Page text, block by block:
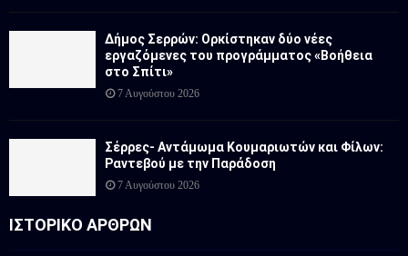
Δήμος Σερρών: Ορκίστηκαν δύο νέες
εργαζόμενες του προγράμματος «Βοήθεια
στο Σπίτι»
7 Αυγούστου 2026
Σέρρες- Αντάμωμα Κουμαριωτών και Φίλων:
Ραντεβού με την Παράδοση
7 Αυγούστου 2026
ΙΣΤΟΡΙΚΟ ΑΡΘΡΩΝ